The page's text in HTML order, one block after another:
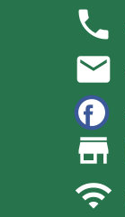
phone
email
store
wifi